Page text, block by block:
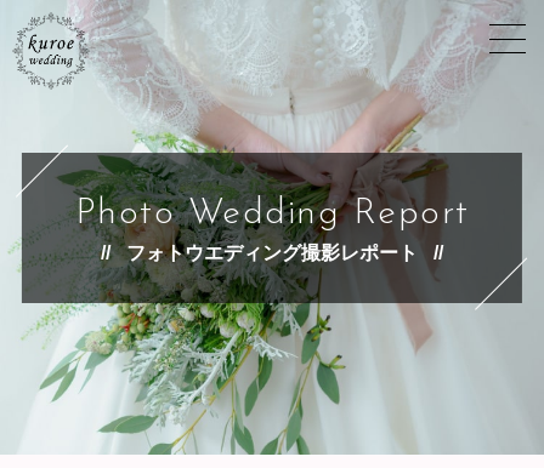
Photo Wedding Report
フォトウエディング撮影レポート